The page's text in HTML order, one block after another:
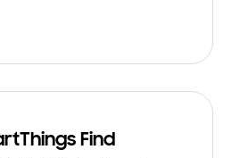
Find